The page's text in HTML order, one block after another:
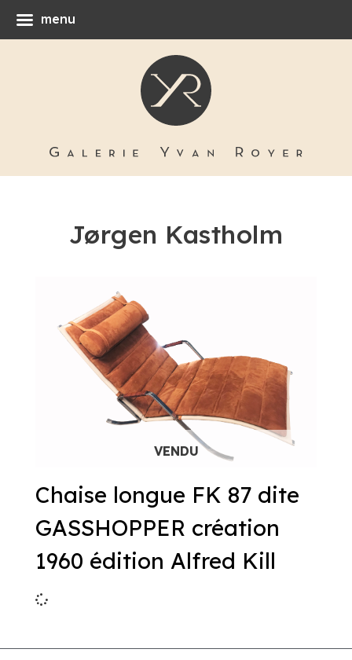
Jørgen Kastholm
Chaise longue FK 87 dite
GASSHOPPER création
1960 édition Alfred Kill
menu